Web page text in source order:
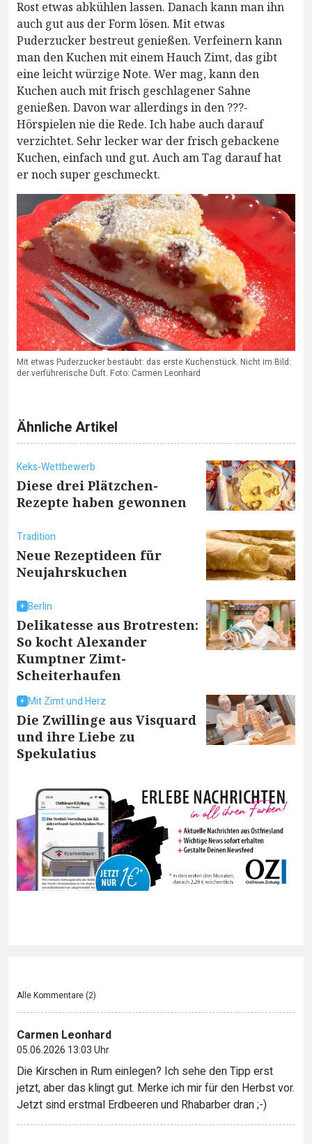
Rost etwas abkühlen lassen. Danach kann man ihn
auch gut aus der Form lösen. Mit etwas
Puderzucker bestreut genießen. Verfeinern kann
man den Kuchen mit einem Hauch Zimt, das gibt
eine leicht würzige Note. Wer mag, kann den
Kuchen auch mit frisch geschlagener Sahne
genießen. Davon war allerdings in den ???-
Hörspielen nie die Rede. Ich habe auch darauf
verzichtet. Sehr lecker war der frisch gebackene
Kuchen, einfach und gut. Auch am Tag darauf hat
er noch super geschmeckt.
Mit etwas Puderzucker bestäubt: das erste Kuchenstück. Nicht im Bild:
der verführerische Duft. Foto: Carmen Leonhard
Ähnliche Artikel
Keks-Wettbewerb
Diese drei Plätzchen-
Rezepte haben gewonnen
Tradition
Neue Rezeptideen für
Neujahrskuchen
Berlin
Delikatesse aus Brotresten:
So kocht Alexander
Kumptner Zimt-
Scheiterhaufen
Mit Zimt und Herz
Die Zwillinge aus Visquard
und ihre Liebe zu
Spekulatius
Alle Kommentare (2)
Carmen Leonhard
05.06.2026 13:03 Uhr
Die Kirschen in Rum einlegen? Ich sehe den Tipp erst
jetzt, aber das klingt gut. Merke ich mir für den Herbst vor.
Jetzt sind erstmal Erdbeeren und Rhabarber dran ;-)